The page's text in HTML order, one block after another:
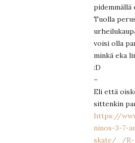
Tuolla
voisi olla
minkä eka
:D
–
Eli että
sittenkin
https://
ninos-3-7-
skate/_/R-